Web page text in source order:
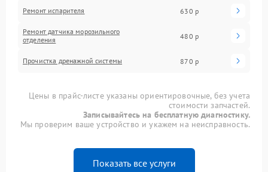
Ремонт испарителя 630 р
Ремонт датчика морозильного
отделения
480 р
Прочистка дренажной системы 870 р
Цены в прайс-листе указаны ориентировочные, без учета
стоимости запчастей.
Записывайтесь на бесплатную диагностику.
Мы проверим ваше устройство и укажем на неисправность.
Показать все услуги